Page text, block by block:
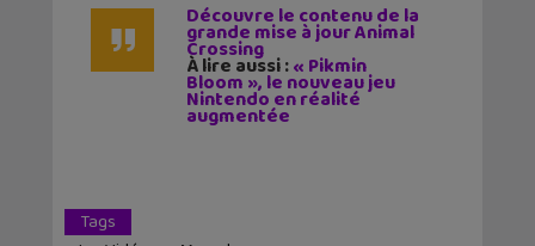
Découvre le contenu de la
grande mise à jour Animal
Crossing
À lire aussi :« Pikmin
Bloom », le nouveau jeu
Nintendo en réalité
augmentée
Tags